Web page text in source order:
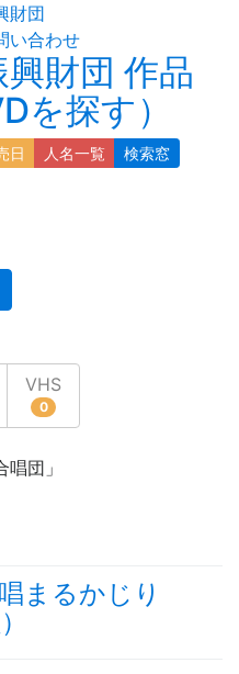
財団
い合わせ
財団 作品
を探す）
日 人名一覧 検索窓
VHS
0
団」
まるかじり